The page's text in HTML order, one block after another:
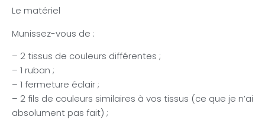
Le matériel
Munissez-vous de :
– 2 tissus de couleurs différentes ;
– 1 ruban ;
– 1 fermeture éclair ;
– 2 fils de couleurs similaires à vos tissus (ce que je n’ai
absolument pas fait) ;